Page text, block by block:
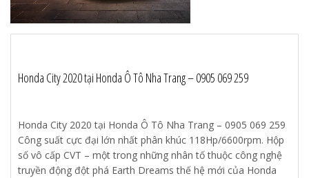
Honda City 2020 tại Honda Ô Tô Nha Trang – 0905 069 259
Honda City 2020 tại Honda Ô Tô Nha Trang – 0905 069 259
Công suất cực đại lớn nhất phân khúc 118Hp/6600rpm. Hộp
số vô cấp CVT – một trong những nhân tố thuộc công nghệ
truyền động đột phá Earth Dreams thế hệ mới của Honda